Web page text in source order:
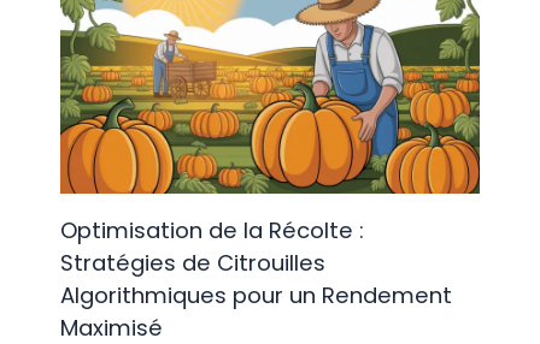
Optimisation de la Récolte :
Stratégies de Citrouilles
Algorithmiques pour un Rendement
Maximisé